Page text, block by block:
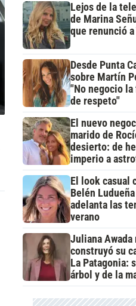
Lejos de la
de Marina
que renunció a
Desde Punta
sobre Martín
"No negocio
de respeto"
El nuevo
marido de
desierto: de
imperio a
El look casual
Belén
adelanta las
verano
Juliana
construyó su
La Patagonia:
árbol y de la